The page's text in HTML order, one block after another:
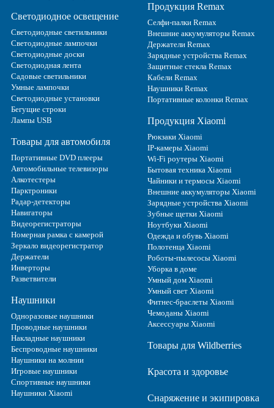
Светодиодное освещение
Светодиодные светильники
Светодиодные лампочки
Светодиодные доски
Светодиодная лента
Садовые светильники
Умные лампочки
Светодиодные установки
Бегущие строки
Лампы USB
Товары для автомобиля
Портативные DVD плееры
Автомобильные телевизоры
Алкотестеры
Парктроники
Радар-детекторы
Навигаторы
Видеорегистраторы
Номерная рамка с камерой
Зеркало видеорегистратор
Держатели
Инверторы
Разветвители
Наушники
Одноразовые наушники
Проводные наушники
Накладные наушники
Беспроводные наушники
Наушники на молнии
Игровые наушники
Спортивные наушники
Наушники Xiaomi
Продукция Remax
Селфи-палки Remax
Внешние аккумуляторы Remax
Держатели Remax
Зарядные устройства Remax
Защитные стекла Remax
Кабели Remax
Наушники Remax
Портативные колонки Remax
Продукция Xiaomi
Рюкзаки Xiaomi
IP-камеры Xiaomi
Wi-Fi роутеры Xiaomi
Бытовая техника Xiaomi
Чайники и термосы Xiaomi
Внешние аккумуляторы Xiaomi
Зарядные устройства Xiaomi
Зубные щетки Xiaomi
Ноутбуки Xiaomi
Одежда и обувь Xiaomi
Полотенца Xiaomi
Роботы-пылесосы Xiaomi
Уборка в доме
Умный дом Xiaomi
Умный свет Xiaomi
Фитнес-браслеты Xiaomi
Чемоданы Xiaomi
Аксессуары Xiaomi
Товары для Wildberries
Красота и здоровье
Снаряжение и экипировка